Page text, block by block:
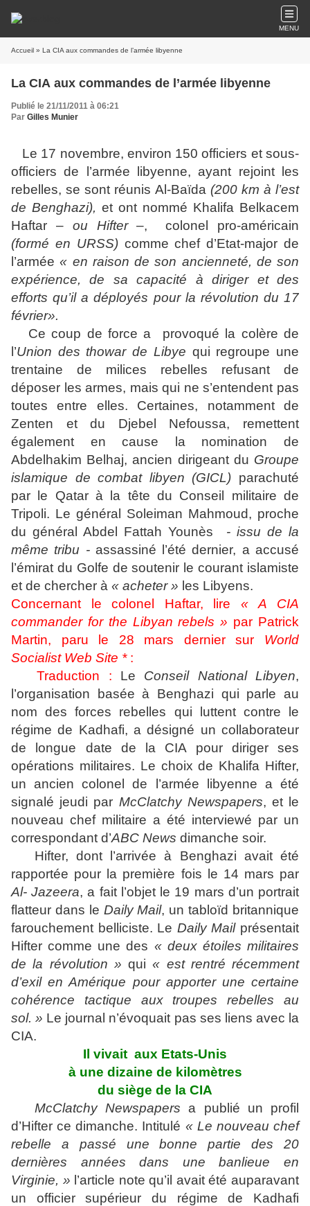
MENU
Accueil » La CIA aux commandes de l’armée libyenne
La CIA aux commandes de l’armée libyenne
Publié le 21/11/2011 à 06:21
Par Gilles Munier
Le 17 novembre, environ 150 officiers et sous-
officiers de l’armée libyenne, ayant rejoint les
rebelles, se sont réunis Al-Baïda (200 km à l’est
de Benghazi), et ont nommé Khalifa Belkacem
Haftar – ou Hifter–, colonel pro-américain
(formé en URSS)comme chef d’Etat-major de
l’armée« en raison de son ancienneté, de son
expérience, de sa capacité à diriger et des
efforts qu’il a déployés pour la révolution du 17
février».
Ce coup de force a provoqué la colère de
l’Union des thowar de Libye qui regroupe une
trentaine de milices rebelles refusant de
déposer les armes, mais qui ne s’entendent pas
toutes entre elles. Certaines, notamment de
Zenten et du Djebel Nefoussa, remettent
également en cause la nomination de
Abdelhakim Belhaj, ancien dirigeant du Groupe
islamique de combat libyen (GICL) parachuté
par le Qatar à la tête du Conseil militaire de
Tripoli. Le général Soleiman Mahmoud, proche
du général Abdel Fattah Younès - issu de la
même tribu -assassiné l’été dernier, a accusé
l’émirat du Golfe de soutenir le courant islamiste
et de chercher à « acheter » les Libyens.
Concernant le colonel Haftar, lire « A CIA
commander for the Libyan rebels » par Patrick
Martin, paru le 28 mars dernier sur World
Socialist Web Site *:
Traduction : Le Conseil National Libyen,
l’organisation basée à Benghazi qui parle au
nom des forces rebelles qui luttent contre le
régime de Kadhafi, a désigné un collaborateur
de longue date de la CIA pour diriger ses
opérations militaires. Le choix de Khalifa Hifter,
un ancien colonel de l’armée libyenne a été
signalé jeudi par McClatchy Newspapers, et le
nouveau chef militaire a été interviewé par un
correspondant d’ABC News dimanche soir.
Hifter, dont l’arrivée à Benghazi avait été
rapportée pour la première fois le 14 mars par
Al- Jazeera, a fait l’objet le 19 mars d’un portrait
flatteur dans le Daily Mail, un tabloïd britannique
farouchement belliciste. Le Daily Mailprésentait
Hifter comme une des « deux étoiles militaires
de la révolution » qui« est rentré récemment
d’exil en Amérique pour apporter une certaine
cohérence tactique aux troupes rebelles au
sol. » Le journal n’évoquait pas ses liens avec la
CIA.
Il vivait aux Etats-Unis
à une dizaine de kilomètres
du siège de la CIA
McClatchy Newspapers a publié un profil
d’Hifter ce dimanche. Intitulé « Le nouveau chef
rebelle a passé une bonne partie des 20
dernières années dans une banlieue en
Virginie, » l’article note qu’il avait été auparavant
un officier supérieur du régime de Kadhafi